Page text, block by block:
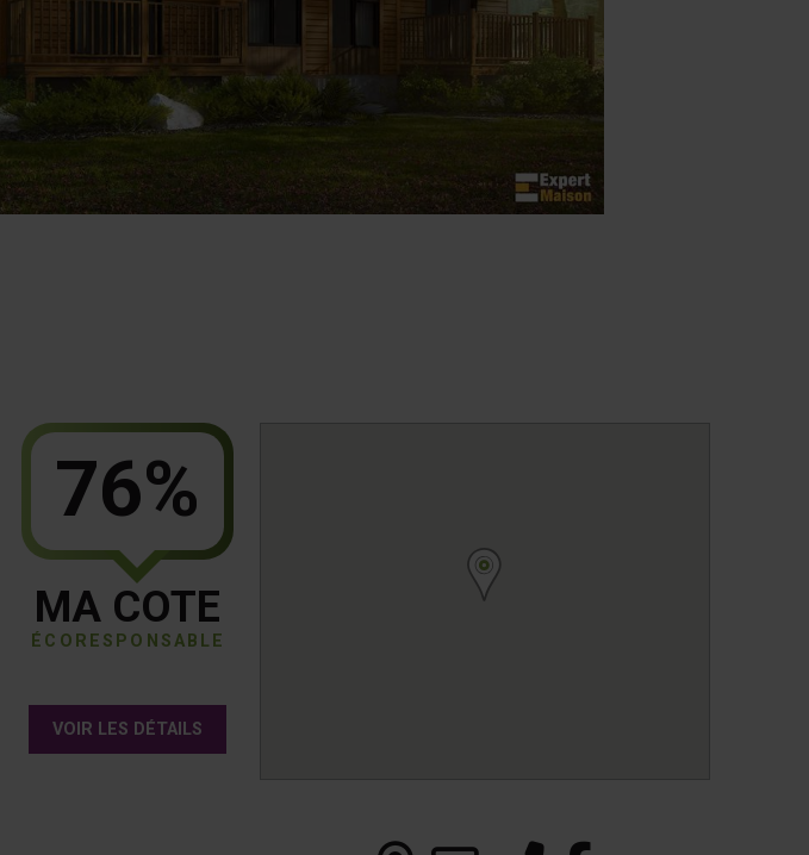
76%
MA COTE
ÉCORESPONSABLE
VOIR LES DÉTAILS